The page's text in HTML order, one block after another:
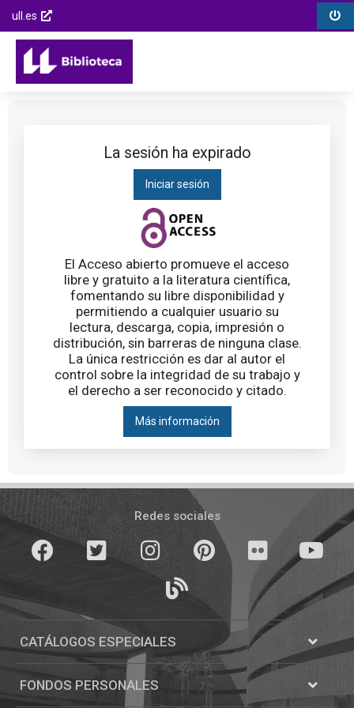
Biblioteca
Universidad
de
Laguna
contenido
Saltar al
menú
principal
Menú
opciones
Enlaces
externos
ull.es
Opcions
página
Menú
principal
La sesión ha expirado
Iniciar sesión
El Acceso abierto promueve el acceso
libre y gratuito a la literatura científica,
fomentando su libre disponibilidad y
permitiendo a cualquier usuario su
lectura, descarga, copia, impresión o
distribución, sin barreras de ninguna clase.
La única restricción es dar al autor el
control sobre la integridad de su trabajo y
el derecho a ser reconocido y citado.
Más información
Pié
de
página
Redes sociales
Instagram youTube
CATÁLOGOS ESPECIALES
Abrir
Catálogos
FONDOS PERSONALES
Abrir
Fondos